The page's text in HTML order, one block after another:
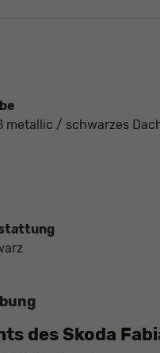
metallic / schwarzes
des Skoda